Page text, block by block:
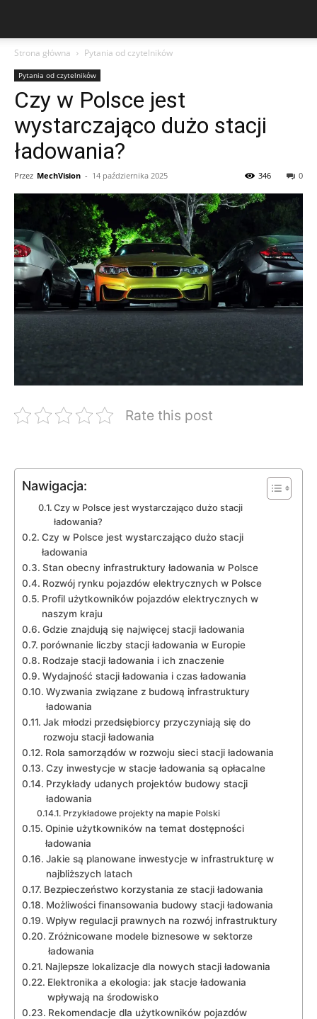
Strona główna Pytania od czytelników
Pytania od czytelników
Czy w Polsce jest
wystarczająco dużo stacji
ładowania?
Przez MechVision - 14 października 2025 0
346
Rate this post
Nawigacja:
Czy‍ w Polsce jest⁣ wystarczająco dużo⁤ stacji
ładowania?
Czy w Polsce jest wystarczająco dużo stacji
ładowania
Stan ‌obecny infrastruktury ładowania w Polsce
Rozwój rynku pojazdów elektrycznych w Polsce
Profil użytkowników pojazdów⁣ elektrycznych w
naszym kraju
Gdzie znajdują się ‌najwięcej⁢ stacji ładowania
porównanie liczby stacji ładowania ​w Europie
Rodzaje stacji ładowania i ⁢ich znaczenie
Wydajność stacji ładowania i czas ładowania
Wyzwania związane z budową infrastruktury
ładowania
Jak ​młodzi przedsiębiorcy‍ przyczyniają się⁢ do
rozwoju stacji ładowania
Rola samorządów w rozwoju⁣ sieci stacji ładowania
Czy inwestycje‍ w stacje ładowania są opłacalne
Przykłady udanych ‍projektów budowy stacji
ładowania
Przykładowe projekty na ​mapie Polski
Opinie użytkowników na temat dostępności
ładowania
Jakie są planowane⁣ inwestycje ‌w​ infrastrukturę w
najbliższych latach
Bezpieczeństwo ⁤korzystania ⁤ze stacji ładowania
Możliwości finansowania budowy stacji ładowania
Wpływ ‌regulacji prawnych ‍na rozwój infrastruktury
Zróżnicowane‌ modele biznesowe w sektorze
ładowania
Najlepsze lokalizacje dla nowych stacji ładowania
Elektronika a‌ ekologia: jak stacje ładowania
wpływają na środowisko
Rekomendacje dla ⁤użytkowników pojazdów ​